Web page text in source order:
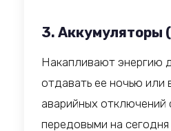
3. Аккумуляторы
Накапливают энергию
отдавать ее ночью или
аварийных отключений
передовыми на